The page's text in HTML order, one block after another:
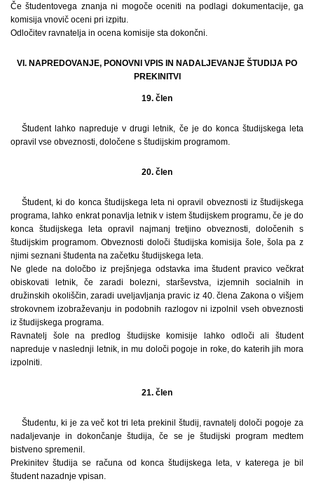
Če študentovega znanja ni mogoče oceniti na podlagi dokumentacije, ga
komisija vnovič oceni pri izpitu.
Odločitev ravnatelja in ocena komisije sta dokončni.
VI. NAPREDOVANJE, PONOVNI VPIS IN NADALJEVANJE ŠTUDIJA PO
PREKINITVI
19. člen
Študent lahko napreduje v drugi letnik, če je do konca študijskega leta
opravil vse obveznosti, določene s študijskim programom.
20. člen
Študent, ki do konca študijskega leta ni opravil obveznosti iz študijskega
programa, lahko enkrat ponavlja letnik v istem študijskem programu, če je do
konca študijskega leta opravil najmanj tretjino obveznosti, določenih s
študijskim programom. Obveznosti določi študijska komisija šole, šola pa z
njimi seznani študenta na začetku študijskega leta.
Ne glede na določbo iz prejšnjega odstavka ima študent pravico večkrat
obiskovati letnik, če zaradi bolezni, starševstva, izjemnih socialnih in
družinskih okoliščin, zaradi uveljavljanja pravic iz 40. člena Zakona o višjem
strokovnem izobraževanju in podobnih razlogov ni izpolnil vseh obveznosti
iz študijskega programa.
Ravnatelj šole na predlog študijske komisije lahko odloči ali študent
napreduje v naslednji letnik, in mu določi pogoje in roke, do katerih jih mora
izpolniti.
21. člen
Študentu, ki je za več kot tri leta prekinil študij, ravnatelj določi pogoje za
nadaljevanje in dokončanje študija, če se je študijski program medtem
bistveno spremenil.
Prekinitev študija se računa od konca študijskega leta, v katerega je bil
študent nazadnje vpisan.